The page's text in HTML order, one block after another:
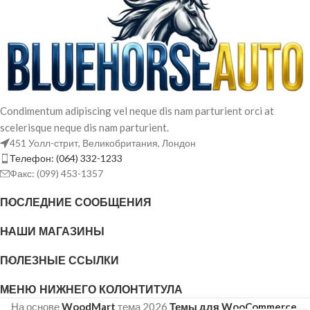
Condimentum adipiscing vel neque dis nam parturient orci at
scelerisque neque dis nam parturient.
451 Уолл-стрит, Великобритания, Лондон
Телефон: (064) 332-1233
Факс: (099) 453-1357
ПОСЛЕДНИЕ СООБЩЕНИЯ
НАШИ МАГАЗИНЫ
ПОЛЕЗНЫЕ ССЫЛКИ
МЕНЮ НИЖНЕГО КОЛОНТИТУЛА
На основеWoodMart тема 2026 Темы для WooCommerce.
English